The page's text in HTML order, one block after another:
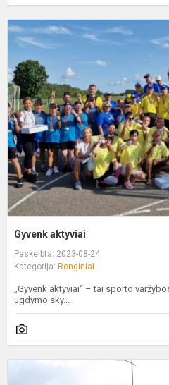
Gyvenk aktyviai
Paskelbta: 2023-08-24
Kategorija: Renginiai
„Gyvenk aktyviai“ – tai sporto
ugdymo sky...